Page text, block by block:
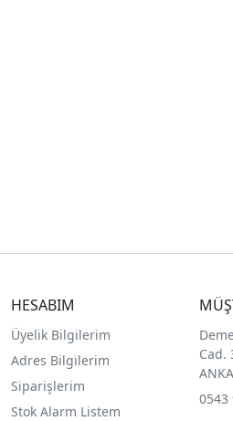
HESABIM
Üyelik Bilgilerim
Adres Bilgilerim
Siparişlerim
Stok Alarm Listem
Cad.
0543